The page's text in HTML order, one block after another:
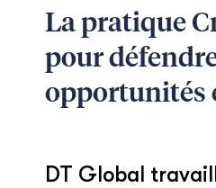
La pratique
pour
opportunités
DT Global